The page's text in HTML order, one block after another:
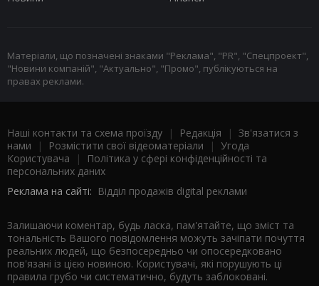
Матеріали, що позначені знаками "Реклама", "PR", "Спецпроект",
"Новини компаній", "Актуально", "Промо", публікуються на
правах реклами.
Наші контакти та схема проїзду | Редакція | Зв'язатися з
нами | Розмістити свої відеоматеріали | Угода
Користувача |
Політика у сфері конфіденційності та
персональних даних
Реклама на сайті: Відділ продажів digital реклами
Залишаючи коментар, будь ласка, пам'ятайте, що зміст та
тональність Вашого повідомлення можуть зачіпати почуття
реальних людей, що безпосередньо чи опосередковано
пов'язані із цією новиною. Користувачі, які порушують ці
правила грубо чи систематично, будуть заблоковані.